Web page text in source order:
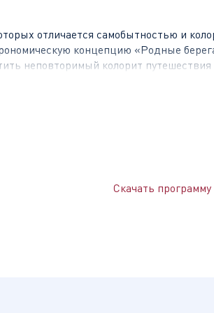
отличается самобытностью и
концепцию «Родные
неповторимый колорит путешествия
Город-герой с насыщенной
Скачать программу